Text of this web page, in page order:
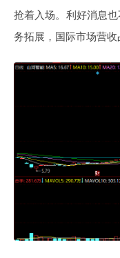
抢着入场。利好消息
务拓展，国际市场营